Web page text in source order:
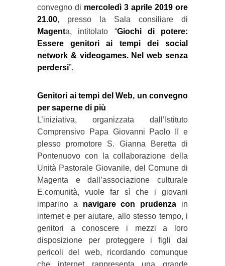
convegno di mercoledì 3 aprile 2019 ore
21.00, presso la Sala consiliare di
Magenta, intitolato “Giochi di potere:
Essere genitori ai tempi dei social
network & videogames. Nel web senza
perdersi”.
Genitori ai tempi del Web, un convegno
per saperne di più
L’iniziativa, organizzata dall’Istituto
Comprensivo Papa Giovanni Paolo II e
plesso promotore S. Gianna Beretta di
Pontenuovo con la collaborazione della
Unità Pastorale Giovanile, del Comune di
Magenta e dall’associazione culturale
E.comunità, vuole far sì che i giovani
imparino a navigare con prudenza in
internet e per aiutare, allo stesso tempo, i
genitori a conoscere i mezzi a loro
disposizione per proteggere i figli dai
pericoli del web, ricordando comunque
che internet rappresenta una grande